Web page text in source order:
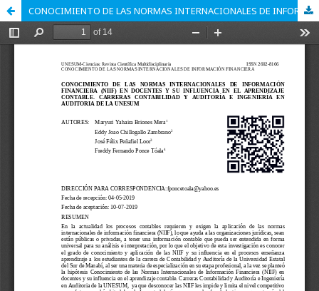
CONOCIMIENTO DE LAS NORMAS INTERNACIONALES DE INFORMACIÓN FINANCIERA (NIIF) EN DOCENTES Y SU INFLUENCIA EN EL APRENDIZAJE CONTABLE. CARRERAS CONTABILIDAD Y AUDITORÍA E INGENIERÍA EN AUDITORIA DE LA UNESUM